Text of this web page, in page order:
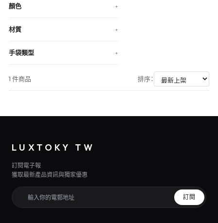
顏色 +
材質 +
手袋類型 +
1 件商品 排序：
LUXTOKY TW
訂閱電子報
獲取最新產品資訊與獨家優惠
訂閱